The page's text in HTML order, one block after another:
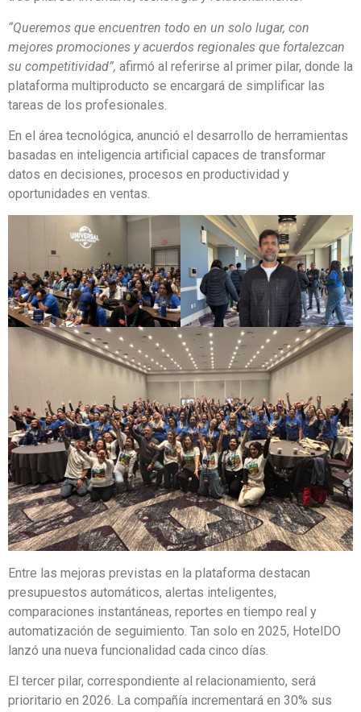
“Queremos que encuentren todo en un solo lugar, con
mejores promociones y acuerdos regionales que fortalezcan
su competitividad”, afirmó al referirse al primer pilar, donde la
plataforma multiproducto se encargará de simplificar las
tareas de los profesionales.
En el área tecnológica, anunció el desarrollo de herramientas
basadas en inteligencia artificial capaces de transformar
datos en decisiones, procesos en productividad y
oportunidades en ventas.
Entre las mejoras previstas en la plataforma destacan
presupuestos automáticos, alertas inteligentes,
comparaciones instantáneas, reportes en tiempo real y
automatización de seguimiento. Tan solo en 2025, HotelDO
lanzó una nueva funcionalidad cada cinco días.
El tercer pilar, correspondiente al relacionamiento, será
prioritario en 2026. La compañía incrementará en 30% sus